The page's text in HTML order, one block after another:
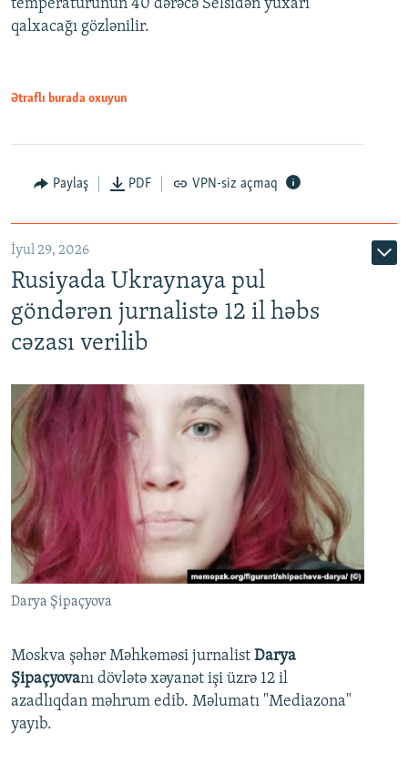
temperaturunun 40 dərəcə Selsidən yuxarı
qalxacağı gözlənilir.
Ətraflı burada oxuyun
Paylaş PDF VPN-siz açmaq
İyul 29, 2026
Rusiyada Ukraynaya pul
göndərən jurnalistə 12 il həbs
cəzası verilib
Darya Şipaçyova
Moskva şəhər Məhkəməsi jurnalist Darya
Şipaçyovanı dövlətə xəyanət işi üzrə 12 il
azadlıqdan məhrum edib. Məlumatı "Mediazona"
yayıb.